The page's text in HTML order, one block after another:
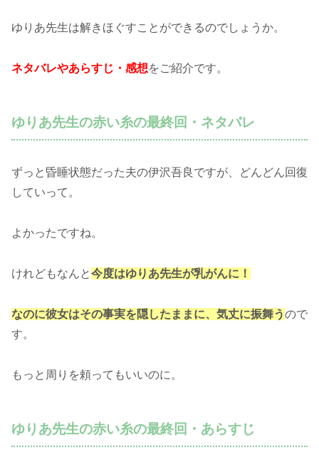
ゆりあ先生は解きほぐすことができるのでしょうか。
ネタバレやあらすじ・感想をご紹介です。
ゆりあ先生の赤い糸の最終回・ネタバレ
ずっと昏睡状態だった夫の伊沢吾良ですが、どんどん回復
していって。
よかったですね。
けれどもなんと今度はゆりあ先生が乳がんに！
なのに彼女はその事実を隠したままに、気丈に振舞うので
す。
もっと周りを頼ってもいいのに。
ゆりあ先生の赤い糸の最終回・あらすじ